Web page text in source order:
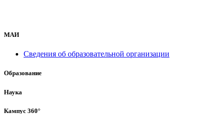
МАИ
Сведения об образовательной организации
Образование
Наука
Кампус 360°